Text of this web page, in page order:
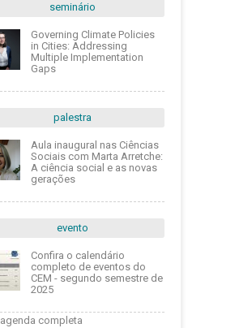
seminário
Governing Climate Policies
in Cities: Addressing
Multiple Implementation
Gaps
palestra
Aula inaugural nas Ciências
Sociais com Marta Arretche:
A ciência social e as novas
gerações
evento
Confira o calendário
completo de eventos do
CEM - segundo semestre de
2025
agenda completa